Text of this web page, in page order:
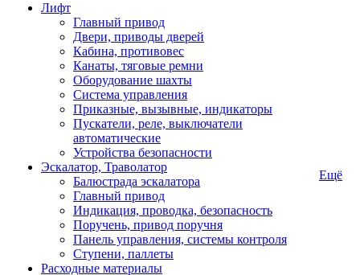
Лифт
Главный привод
Двери, приводы дверей
Кабина, противовес
Канаты, тяговые ремни
Оборудование шахты
Система управления
Приказные, вызывные, индикаторы
Пускатели, реле, выключатели
автоматические
Устройства безопасности
Эскалатор, Траволатор
Балюстрада эскалатора
Главный привод
Индикация, проводка, безопасность
Поручень, привод поручня
Панель управления, системы контроля
Ступени, паллеты
Расходные материалы
Ещё